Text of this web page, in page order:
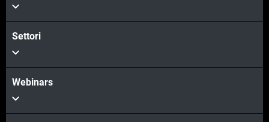
Settori
Webinars